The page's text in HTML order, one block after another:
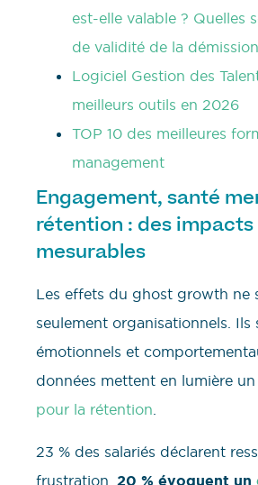
est-elle valable ? Quelles
de validité de la
Logiciel Gestion des
meilleurs outils en 2026
TOP 10 des meilleures
management
Engagement, santé
rétention : des impacts
mesurables
Les effets du ghost growth ne
seulement organisationnels. Ils
émotionnels et
données mettent en lumière un
pour la rétention.
23 % des salariés déclarent
frustration. 20 % évoquent un